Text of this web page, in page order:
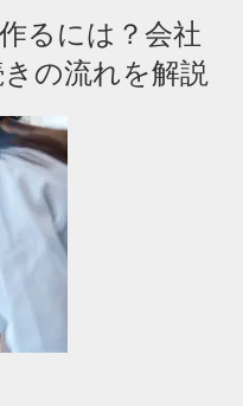
るには？会社
の流れを解説